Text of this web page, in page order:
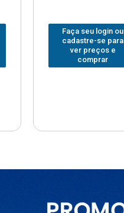
Faça seu login ou
cadastre-se para
ver preços e
comprar